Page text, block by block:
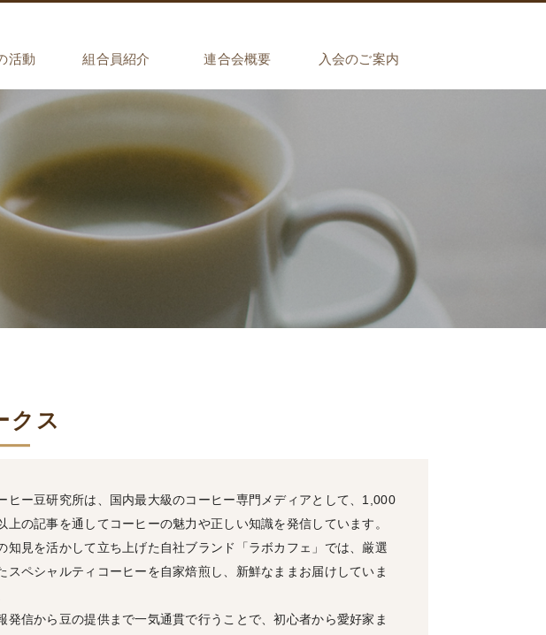
活動
ター検定
ッズ販売
組合員紹介
西日本コーヒー商工組合
兵庫県コーヒー商工組合
中部日本コーヒー商工組合
東日本コーヒー商工組合
連合会概要 入会のご案内
クス
ヒー豆研究所は、国内最大級のコーヒー専門メディアとして、1,000
上の記事を通してコーヒーの魅力や正しい知識を発信しています。
知見を活かして立ち上げた自社ブランド「ラボカフェ」では、厳選
スペシャルティコーヒーを自家焙煎し、新鮮なままお届けしていま
発信から豆の提供まで一気通貫で行うことで、初心者から愛好家ま